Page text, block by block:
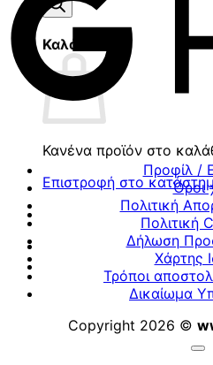
Καλάθι
Κανένα προϊόν στο
Επιστροφή στο
Προφίλ /
Όροι
Πολιτική
Πολιτική
Δήλωση
Χάρτης
Τρόποι
Δικαίωμα
Copyright 2026 ©